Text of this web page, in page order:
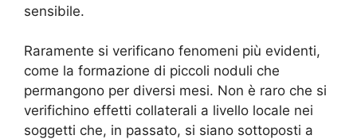
sensibile.
Raramente si verificano fenomeni più evidenti,
come la formazione di piccoli noduli che
permangono per diversi mesi. Non è raro che si
verifichino effetti collaterali a livello locale nei
soggetti che, in passato, si siano sottoposti a